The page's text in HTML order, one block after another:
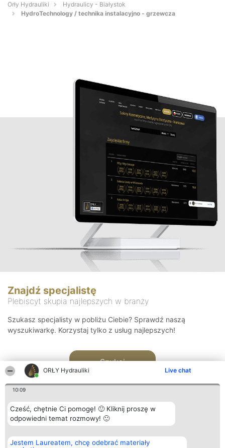
ORŁY Hydrauliki Live chat
10:09
Cześć, chętnie Ci pomogę! 🙂 Kliknij proszę w
odpowiedni temat rozmowy! 🙂
Jestem Laureatem, chcę odebrać materiały
Orły Hydrauliki
Hydraulicy - Białystok
HydroTechnology / technika instalacyjno - grzewcza
Znajdź specjalistę
Plebiscyt skupia najlepszych w branży
Szukasz specjalisty w pobliżu Ciebie? Sprawdź naszą
wyszukiwarkę. Korzystaj tylko z usług najlepszych!
Szukaj
Organizator plebiscytu
Bright Side Solutions sp. z o.
Plebiscyt
Laureaci
Kontakt
Kontakt